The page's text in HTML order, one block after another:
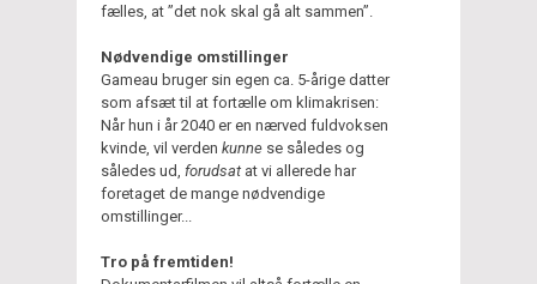
fælles, at ”det nok skal gå alt sammen”.
Nødvendige omstillinger
Gameau bruger sin egen ca. 5-årige datter
som afsæt til at fortælle om klimakrisen:
Når hun i år 2040 er en nærved fuldvoksen
kvinde, vil verden kunne se således og
således ud, forudsat at vi allerede har
foretaget de mange nødvendige
omstillinger...
Tro på fremtiden!